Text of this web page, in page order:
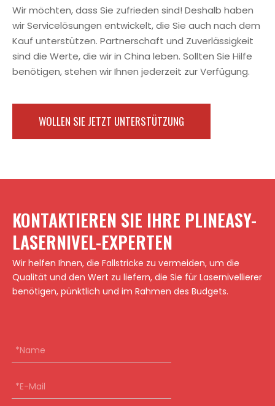
Wir möchten, dass Sie zufrieden sind! Deshalb haben
wir Servicelösungen entwickelt, die Sie auch nach dem
Kauf unterstützen. Partnerschaft und Zuverlässigkeit
sind die Werte, die wir in China leben. Sollten Sie Hilfe
benötigen, stehen wir Ihnen jederzeit zur Verfügung.
WOLLEN SIE JETZT UNTERSTÜTZUNG
KONTAKTIEREN SIE IHRE PLINEASY-
LASERNIVEL-EXPERTEN
Wir helfen Ihnen, die Fallstricke zu vermeiden, um die
Qualität und den Wert zu liefern, die Sie für Lasernivellierer
benötigen, pünktlich und im Rahmen des Budgets.